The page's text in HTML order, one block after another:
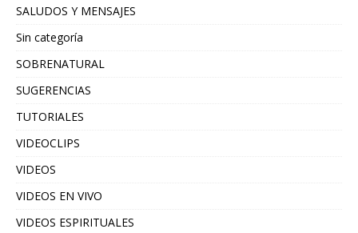
SALUDOS Y MENSAJES
Sin categoría
SOBRENATURAL
SUGERENCIAS
TUTORIALES
VIDEOCLIPS
VIDEOS
VIDEOS EN VIVO
VIDEOS ESPIRITUALES